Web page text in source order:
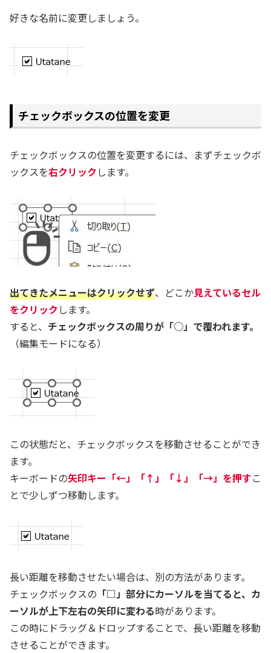
好きな名前に変更しましょう。
チェックボックスの位置を変更
チェックボックスの位置を変更するには、まずチェックボ
ックスを右クリックします。
出てきたメニューはクリックせず、どこか見えているセル
をクリックします。
すると、 チェックボックスの周りが「○」で覆われます。
（編集モードになる）
この状態だと、チェックボックスを移動させることができ
ます。
キーボードの矢印キー 「←」「↑」「↓」「→」を押すこ
とで少しずつ移動します。
長い距離を移動させたい場合は、別の方法があります。
チェックボックスの 「□」部分にカーソルを当てると、カ
ーソルが上下左右の矢印に変わる時があります。
この時にドラッグ＆ドロップすることで、長い距離を移動
させることができます。